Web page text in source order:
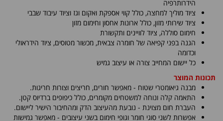
הידרותרפיה
ציוד מוליך למחצה, כולל קווי אספקת ואקום וגז וציוד עיבוד שבבי
ציוד שירותי מזון, כולל ארונות אחסון וחימום מזון
חימום סוללה, ציוד לוויינים ותקשורת
הגנה בפני קפיאה של חומרה צבאית, מכשור מטוסים, ציוד הידראולי
וכדומה
כל יישום המחייב צורה או עיצוב גמיש
תכונות המוצר
מבנה גיאומטרי שטוח - מאפשר חורים, חריצים וצורות חריגות.
התאמה קלה ונוחה למשטחים מקומרים, כולל כיפופים ברדיוס קטן.
העברת חום מצוינת - נובעת מהעיצוב הדק ומהחיבור הישיר ליישום.
אפשרות לשני סוגי חומר וגופי חימום בשני עיצובים - מאפשר גמישות